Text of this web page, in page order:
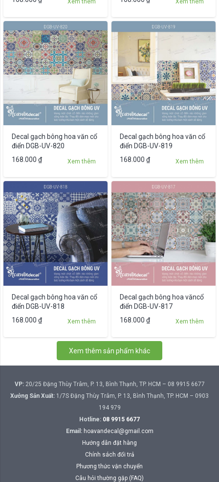
sản
Xem thêm
này
có
nhiều
biến
thể.
Các
tùy
chọn
có
được
chọn
trên
sản
Xem thêm
Decal gạch bông hoa văn cổ
điển DGB-UV-820
168.000 ₫ Xem thêm
Sản
này
có
nhiều
biến
thể.
Các
tùy
chọn
có
thể
được
chọn
trên
sản
phẩm
Decal gạch bông hoa văn cổ
điển DGB-UV-819
168.000 ₫ Xem thêm
Decal gạch bông hoa văn cổ
điển DGB-UV-818
168.000 ₫ Xem thêm
Sản
này
có
thể.
Các
chọn
có
thể
được
chọn
trên
Decal gạch bông hoa văncổ
điển DGB-UV-817
168.000 ₫ Xem thêm
Xem thêm sản phẩm khác
VP:20/25 Đặng Thùy Trâm, P. 13, Bình Thạnh, TP. HCM – 08 9915 6677
Xưởng Sản Xuất: 1/7S Đặng Thùy Trâm, P. 13, Bình Thạnh, TP. HCM – 0903
194 979
Hotline: 08 9915 6677
Email: hoavandecal@gmail.com
Hướng dẫn đặt hàng
Chính sách đổi trả
Phương thức vận chuyển
Câu hỏi thường gặp (FAQ)